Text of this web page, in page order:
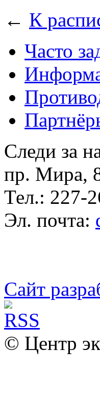
← К
Часто
Следи за
пр. Мира,
Тел.: 227-
Эл. почта:
Сайт
© Центр